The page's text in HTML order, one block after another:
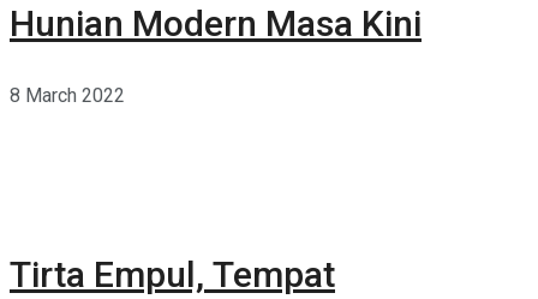
Hunian Modern Masa Kini
8 March 2022
Tirta Empul, Tempat